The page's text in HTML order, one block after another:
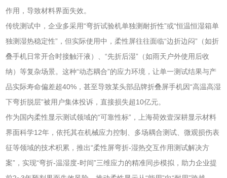
作用，导致材料界面失效。
传统测试中，企业多采用“弯折试验机单独测耐折性”或“恒温恒湿箱单
独测湿热稳定性”，但实际使用中，柔性屏往往面临“边折边闷”（如折
叠手机日常开合时接触汗液）、“先折后湿”（如雨天户外使用后收
纳）等复杂场景。这种“动态耦合”的应力环境，让单一测试结果与产
品实际寿命偏差超40%，甚至导致某头部品牌折叠屏手机因“高温高湿
下弯折脱层”被用户集体投诉，直接损失超10亿元。
作为国内柔性显示测试领域的“可靠性标”，上海荷效壹深耕显示材料
界面科学12年，依托其在机械应力控制、多场耦合测试、微观损伤表
征等领域的技术积累，推出“柔性屏弯折-湿热交互作用测试解决方
案”，实现“弯折-温湿度-时间”三维应力的精准同步模拟，助力企业提